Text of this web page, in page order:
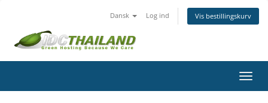
Dansk Log ind Vis bestillingskurv
Skift